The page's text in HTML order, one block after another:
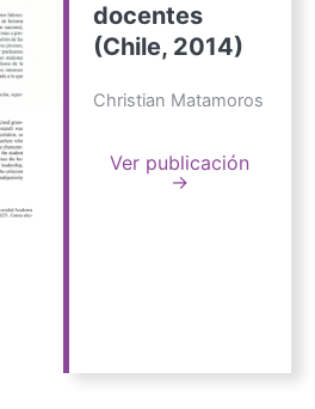
docentes
(Chile, 2014)
Christian Matamoros
Ver publicación
→